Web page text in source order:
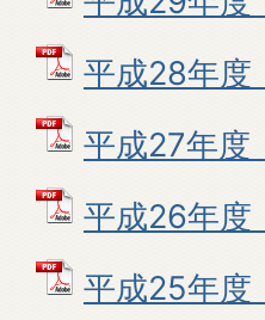
平成28年度
平成27年度
平成26年度
平成25年度